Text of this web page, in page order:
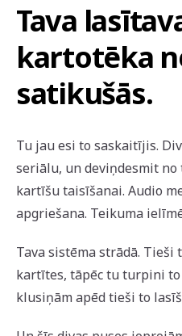
Tava
kartotēka
satikušās.
Tu jau esi to saskaitījis.
seriālu, un deviņdesmit
kartīšu taisīšanai. Audio
apgriešana. Teikuma
Tava sistēma strādā. Tieši
kartītes, tāpēc tu turpini
klusiņām apēd tieši to